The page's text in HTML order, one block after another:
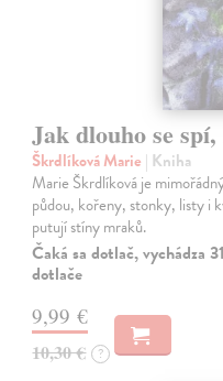
Jak dlouho se
Škrdlíková Marie | Kniha
Marie Škrdlíková je
půdou, kořeny, stonky, listy i
putují stíny mraků.
Čaká sa dotlač, vychádza
dotlače
9,99 €
10,30 € ?